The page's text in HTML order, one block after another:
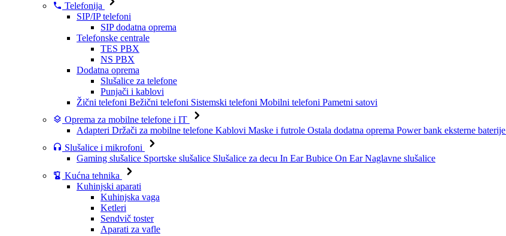
Telefonija
SIP/IP telefoni
SIP dodatna oprema
Telefonske centrale
TES PBX
NS PBX
Dodatna oprema
Slušalice za telefone
Punjači i kablovi
Žični telefoni Bežični telefoni Sistemski telefoni Mobilni telefoni Pametni satovi
Oprema za mobilne telefone i IT
Adapteri Držači za mobilne telefone Kablovi Maske i futrole Ostala dodatna oprema Power bank eksterne baterije
Slušalice i mikrofoni
Gaming slušalice Sportske slušalice Slušalice za decu In Ear Bubice On Ear Naglavne slušalice
Kućna tehnika
Kuhinjski aparati
Kuhinjska vaga
Ketleri
Sendvič toster
Aparati za vafle